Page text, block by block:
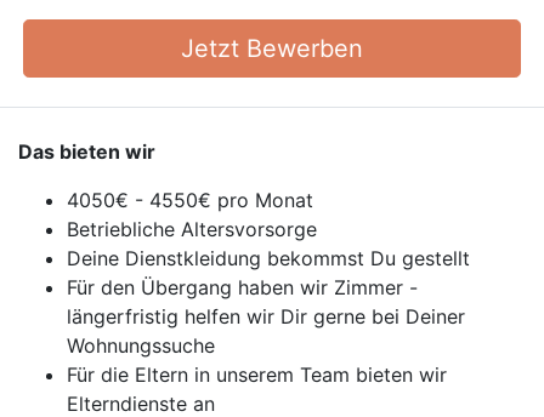
Jetzt Bewerben
Das bieten wir
4050€ - 4550€ pro Monat
Betriebliche Altersvorsorge
Deine Dienstkleidung bekommst Du gestellt
Für den Übergang haben wir Zimmer -
längerfristig helfen wir Dir gerne bei Deiner
Wohnungssuche
Für die Eltern in unserem Team bieten wir
Elterndienste an